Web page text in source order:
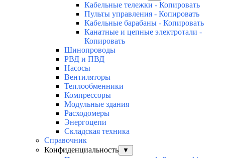
Кабельные тележки - Копировать
Пульты управления - Копировать
Кабельные барабаны - Копировать
Канатные и цепные электротали -
Копировать
Шинопроводы
РВД и ПВД
Насосы
Вентиляторы
Теплообменники
Компрессоры
Модульные здания
Расходомеры
Энергоцепи
Складская техника
Справочник
Конфиденциальность
▼